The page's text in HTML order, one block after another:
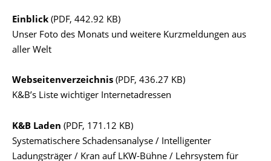
Einblick (PDF, 442.92 KB)
Unser Foto des Monats und weitere Kurzmeldungen aus
aller Welt
Webseitenverzeichnis (PDF, 436.27 KB)
K&B’s Liste wichtiger Internetadressen
K&B Laden (PDF, 171.12 KB)
Systematischere Schadensanalyse / Intelligenter
Ladungsträger / Kran auf LKW-Bühne / Lehrsystem für